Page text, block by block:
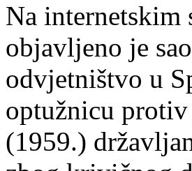
Na internetskim
objavljeno je
odvjetništvo u
optužnicu
(1959.)